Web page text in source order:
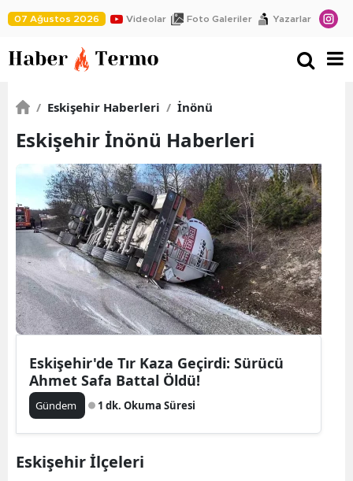
07 Ağustos 2026 Videolar Foto Galeriler Yazarlar
/ Eskişehir Haberleri / İnönü
Eskişehir İnönü Haberleri
Eskişehir'de Tır Kaza Geçirdi: Sürücü
Ahmet Safa Battal Öldü!
Gündem 1 dk. Okuma Süresi
Eskişehir İlçeleri